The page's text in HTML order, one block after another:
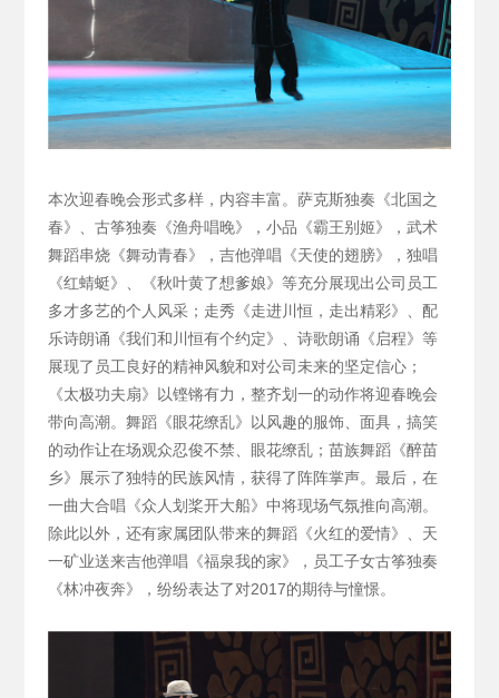
本次迎春晚会形式多样，内容丰富。萨克斯独奏《北国之
春》、古筝独奏《渔舟唱晚》，小品《霸王别姬》，武术
舞蹈串烧《舞动青春》，吉他弹唱《天使的翅膀》，独唱
《红蜻蜓》、《秋叶黄了想爹娘》等充分展现出公司员工
多才多艺的个人风采；走秀《走进川恒，走出精彩》、配
乐诗朗诵《我们和川恒有个约定》、诗歌朗诵《启程》等
展现了员工良好的精神风貌和对公司未来的坚定信心；
《太极功夫扇》以铿锵有力，整齐划一的动作将迎春晚会
带向高潮。舞蹈《眼花缭乱》以风趣的服饰、面具，搞笑
的动作让在场观众忍俊不禁、眼花缭乱；苗族舞蹈《醉苗
乡》展示了独特的民族风情，获得了阵阵掌声。最后，在
一曲大合唱《众人划桨开大船》中将现场气氛推向高潮。
除此以外，还有家属团队带来的舞蹈《火红的爱情》、天
一矿业送来吉他弹唱《福泉我的家》，员工子女古筝独奏
《林冲夜奔》，纷纷表达了对2017的期待与憧憬。